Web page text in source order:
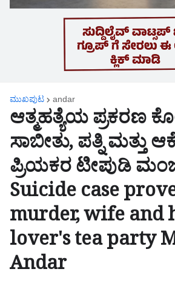
ಮುಖಪುಟ andar
ಆತ್ಮಹತ್ಯೆಯ ಪ್ರಕರಣ
ಸಾಬೀತು, ಪತ್ನಿ ಮತ್ತು
ಪ್ರಿಯಕರ ಟೀಪುಡಿ
Suicide case
murder, wife and
lover's tea party
Andar